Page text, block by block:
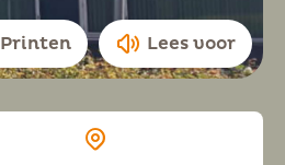
Printen Lees voor